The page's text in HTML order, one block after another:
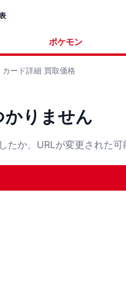
ポケモン
カード詳細 買取価格
かりません
たか、URLが変更された可